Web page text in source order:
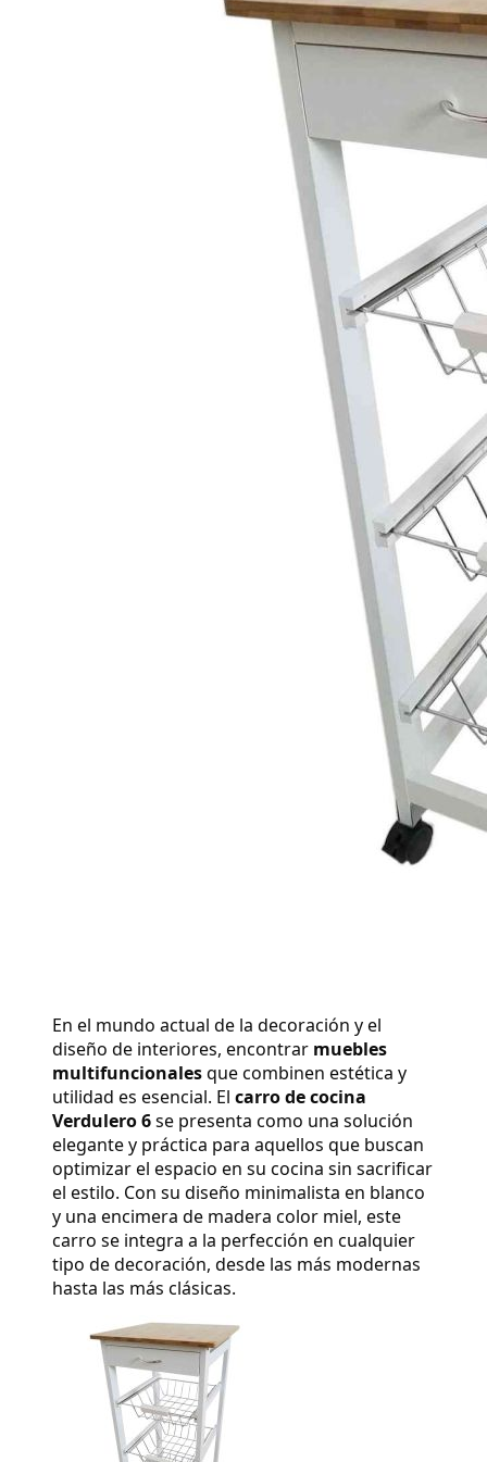
En el mundo actual de la decoración y el
diseño de interiores, encontrar muebles
multifuncionales que combinen estética y
utilidad es esencial. El carro de cocina
Verdulero 6 se presenta como una solución
elegante y práctica para aquellos que buscan
optimizar el espacio en su cocina sin sacrificar
el estilo. Con su diseño minimalista en blanco
y una encimera de madera color miel, este
carro se integra a la perfección en cualquier
tipo de decoración, desde las más modernas
hasta las más clásicas.